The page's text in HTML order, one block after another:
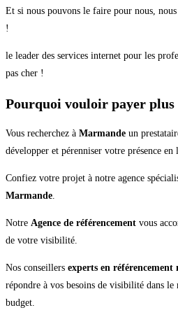
Et si nous pouvons le faire pour nous,
!
le leader des services internet pour les
pas cher !
Pourquoi vouloir payer plus
Vous recherchez à Marmande un
développer et pérenniser votre présence en
Confiez votre projet à notre agence
Marmande.
Notre Agence de référencement vous
de votre visibilité.
Nos conseillers experts en
répondre à vos besoins de visibilité dans
budget.